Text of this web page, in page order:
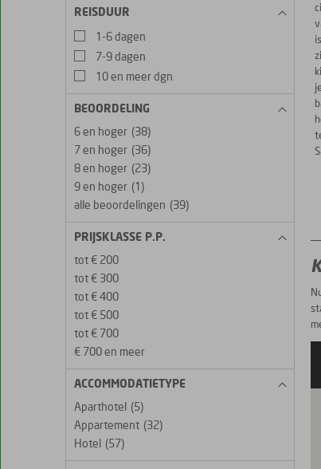
REISDUUR
1-6 dagen
7-9 dagen
10 en meer dgn
BEOORDELING
6 en hoger (38)
7 en hoger (36)
8 en hoger (23)
9 en hoger (1)
alle beoordelingen (39)
PRIJSKLASSE P.P.
tot € 200
tot € 300
tot € 400
tot € 500
tot € 700
€ 700 en meer
ACCOMMODATIETYPE
Aparthotel
(5)
Appartement (32)
Hotel
(57)